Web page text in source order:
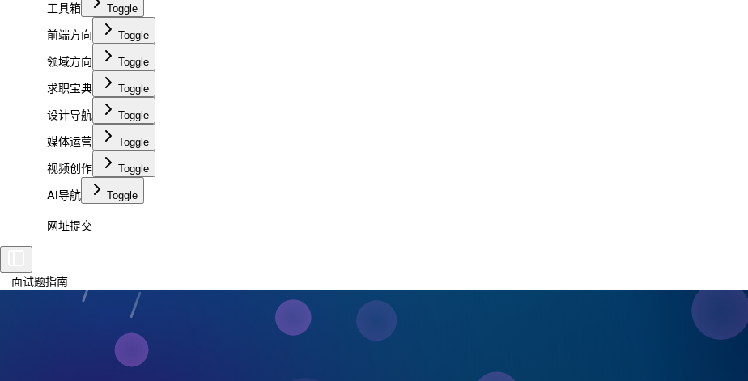
工具箱 Toggle
前端方向 Toggle
领域方向 Toggle
求职宝典 Toggle
设计导航 Toggle
媒体运营 Toggle
视频创作 Toggle
AI导航 Toggle
网址提交
面试题指南